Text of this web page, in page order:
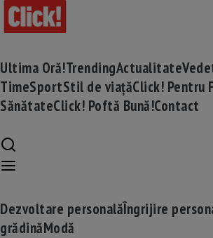
Ultima Oră!TrendingActualitate
TimeSportStil de viațăClick! Pentru
SănătateClick! Poftă Bună!Contact
Dezvoltare personalăÎngrijire
grădinăModă